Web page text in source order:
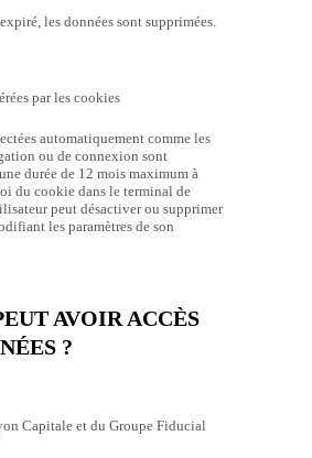
les données sont supprimées.
par les cookies
automatiquement comme les
ou de connexion sont
durée de 12 mois maximum à
du cookie dans le terminal de
peut désactiver ou supprimer
les paramètres de son
AVOIR ACCÈS
?
Capitale et du Groupe Fiducial